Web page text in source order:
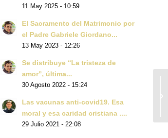
11 May 2025 - 10:59
El Sacramento del Matrimonio por
el Padre Gabriele Giordano...
13 May 2023 - 12:26
Se distribuye “La tristeza de
amor”, última...
30 Agosto 2022 - 15:24
Las vacunas anti-covid19. Esa
moral y esa caridad cristiana ....
29 Julio 2021 - 22:08